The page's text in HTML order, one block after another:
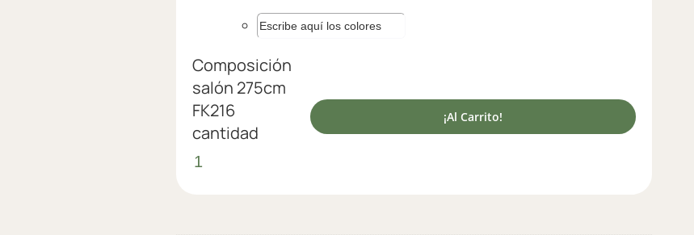
Composición
salón 275cm
FK216
cantidad
¡Al Carrito!